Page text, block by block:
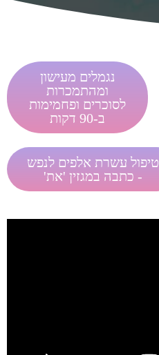
נגמלים מעישון
ומהתמכרות
לסוכרים ופחמימות
ב-90 דקות
טיפול עשרת אלפים לנפש
- כתבה במגזין 'את'